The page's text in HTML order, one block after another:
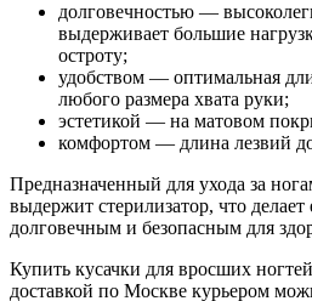
долговечностью —
выдерживает большие
остроту;
удобством — оптимальная
любого размера хвата руки;
эстетикой — на матовом
комфортом — длина лезвий
Предназначенный для ухода за
выдержит стерилизатор, что делает
долговечным и безопасным для
Купить кусачки для вросших
доставкой по Москве курьером